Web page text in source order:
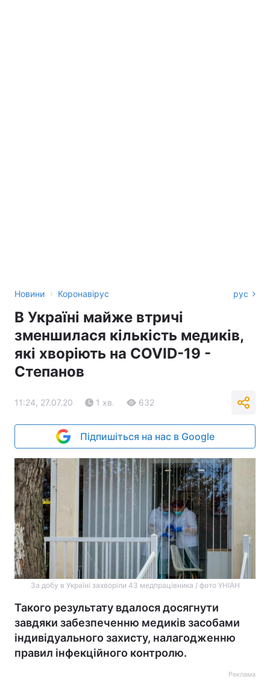
Новини › Коронавірус рус
В Україні майже втричі
зменшилася кількість медиків,
які хворіють на COVID-19 -
Степанов
11:24, 27.07.20 1 хв. 632
Підпишіться на нас в Google
За добу в Україні захворіли 43 медпрацівника / фото УНІАН
Такого результату вдалося досягнути
завдяки забезпеченню медиків засобами
індивідуального захисту, налагодженню
правил інфекційного контролю.
Реклама